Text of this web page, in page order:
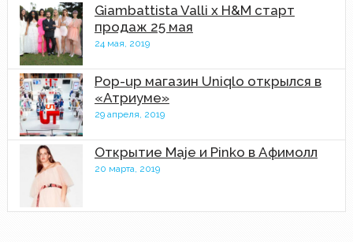
Giambattista Valli x H&M старт
продаж 25 мая
24 мая, 2019
Pop-up магазин Uniqlo открылся в
«Атриуме»
29 апреля, 2019
Открытие Maje и Pinko в Афимолл
20 марта, 2019